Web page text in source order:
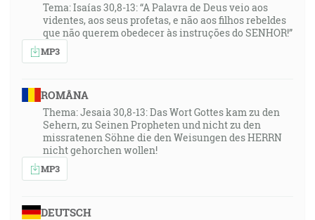
Tema: Isaías 30,8-13: “A Palavra de Deus veio aos
videntes, aos seus profetas, e não aos filhos rebeldes
que não querem obedecer às instruções do SENHOR!”
MP3
ROMÂNA
Thema: Jesaia 30,8-13: Das Wort Gottes kam zu den
Sehern, zu Seinen Propheten und nicht zu den
missratenen Söhne die den Weisungen des HERRN
nicht gehorchen wollen!
MP3
DEUTSCH